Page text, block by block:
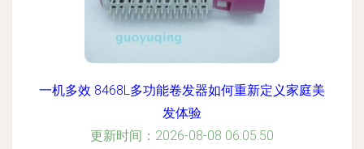
一机多效 8468L多功能卷发器如何重新定义家庭美
发体验
更新时间：2026-08-08 06:05:50